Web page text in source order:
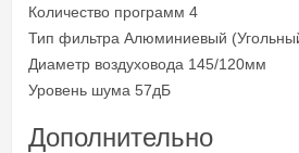
Количество программ 4
Тип фильтра Алюминиевый
Диаметр воздуховода 145/120мм
Уровень шума 57дБ
Дополнительно